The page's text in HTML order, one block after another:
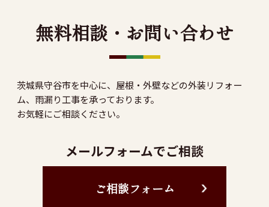
無料相談・お問い合わせ
茨城県守谷市を中心に、屋根・外壁などの外装リフォー
ム、雨漏り工事を承っております。
お気軽にご相談ください。
メールフォームでご相談
ご相談フォーム